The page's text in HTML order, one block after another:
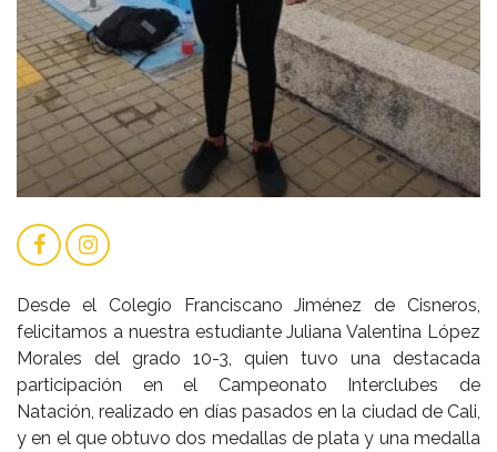
Desde el Colegio Franciscano Jiménez de Cisneros,
felicitamos a nuestra estudiante Juliana Valentina López
Morales del grado 10-3, quien tuvo una destacada
participación en el Campeonato Interclubes de
Natación, realizado en días pasados en la ciudad de Cali,
y en el que obtuvo dos medallas de plata y una medalla